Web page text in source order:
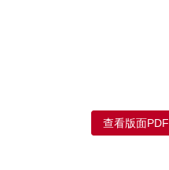
查看版面PDF